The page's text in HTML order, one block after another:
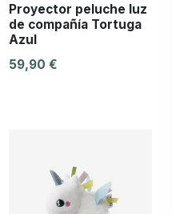
Proyector peluche luz
de compañía Tortuga
Azul
59,90 €